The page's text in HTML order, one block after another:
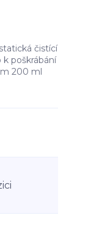
čistící
poškrábání
200 ml